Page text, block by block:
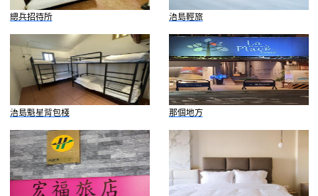
總兵招待所 浯島輕旅
浯島魁星背包棧 那個地方